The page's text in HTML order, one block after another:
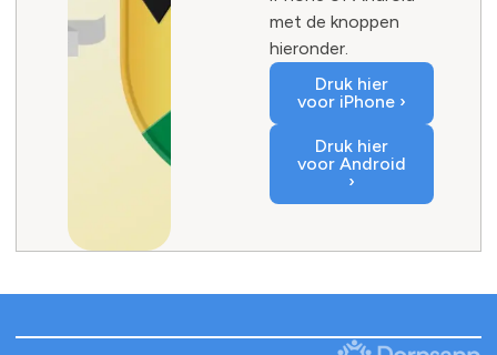
met de knoppen
hieronder.
Druk hier
voor iPhone ›
Druk hier
voor Android
›